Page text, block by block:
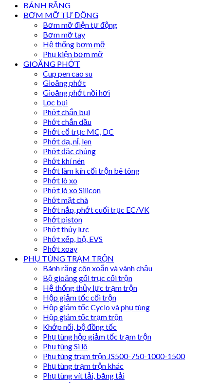
BÁNH RĂNG
BƠM MỠ TỰ ĐỘNG
Bơm mỡ điện tự động
Bơm mỡ tay
Hệ thống bơm mỡ
Phụ kiện bơm mỡ
GIOĂNG PHỚT
Cup pen cao su
Gioăng phớt
Gioăng phớt nồi hơi
Lọc bụi
Phớt chắn bụi
Phớt chắn dầu
Phớt cổ trục MC, DC
Phớt dạ, nỉ, len
Phớt đặc chủng
Phớt khí nén
Phớt làm kín cối trộn bê tông
Phớt lò xo
Phớt lò xo Silicon
Phớt mặt chà
Phớt nắp, phớt cuối trục EC/VK
Phớt piston
Phớt thủy lực
Phớt xếp, bộ, EVS
Phớt xoay
PHỤ TÙNG TRẠM TRỘN
Bánh răng côn xoắn và vành chậu
Bộ gioăng gối trục cối trộn
Hệ thống thủy lực trạm trộn
Hộp giảm tốc cối trộn
Hộp giảm tốc Cyclo và phụ tùng
Hộp giảm tốc trạm trộn
Khớp nối, bộ đồng tốc
Phụ tùng hộp giảm tốc trạm trộn
Phụ tùng Si lô
Phụ tùng trạm trộn JS500-750-1000-1500
Phụ tùng trạm trộn khác
Phụ tùng vít tải, băng tải